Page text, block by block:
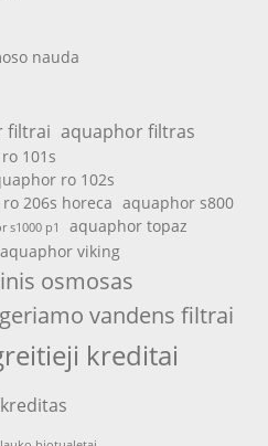
nauda
filtrai aquaphor filtras
101s
ro 102s
206s horeca aquaphor s800
s1000 p1 aquaphor topaz
aquaphor viking
osmosas
geriamo vandens filtrai
kreditai
kreditas